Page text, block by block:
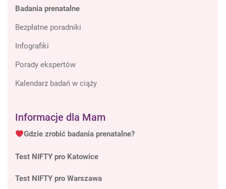
Badania prenatalne
Bezpłatne poradniki
Infografiki
Porady ekspertów
Kalendarz badań w ciąży
Informacje dla Mam
Gdzie zrobić badania prenatalne?
Test NIFTY pro Katowice
Test NIFTY pro Warszawa